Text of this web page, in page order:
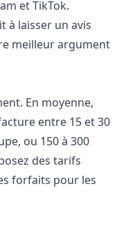
et TikTok.
à laisser un avis
meilleur argument
En moyenne,
entre 15 et 30
ou 150 à 300
des tarifs
forfaits pour les